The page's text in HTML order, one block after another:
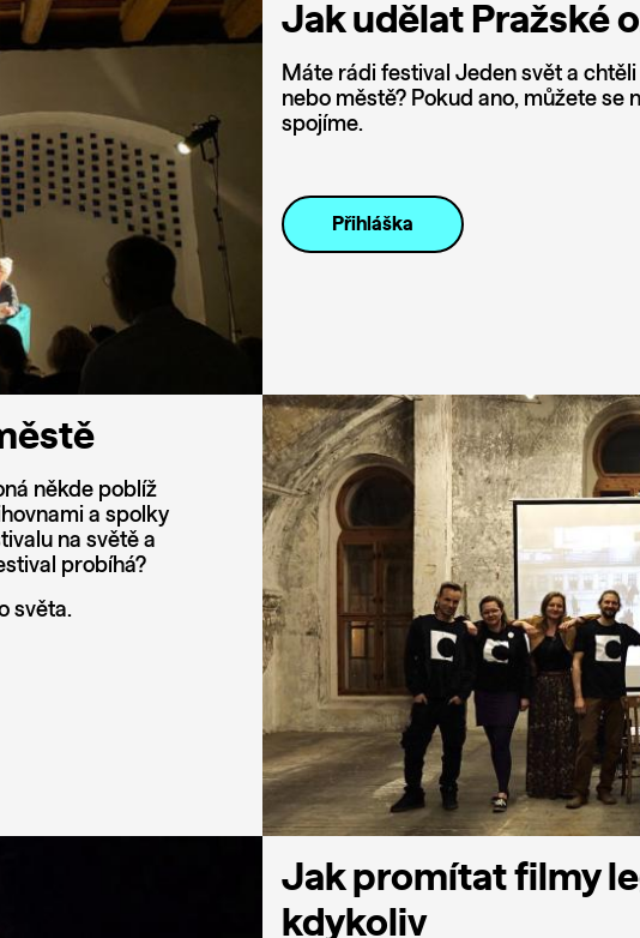
Jak udělat Pražské
Máte rádi festival Jeden svět a
nebo městě? Pokud ano, můžete se
spojíme.
Přihláška
někde poblíž
a spolky
na světě a
probíhá?
světa.
Jak promítat filmy
kdykoliv